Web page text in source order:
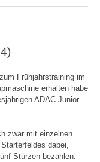
Frühjahrstraining im
erhalten habe
ADAC Junior
zwar mit einzelnen
dabei,
Stürzen bezahlen.